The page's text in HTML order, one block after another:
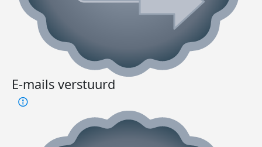
E-mails verstuurd